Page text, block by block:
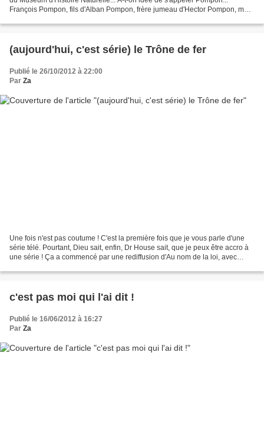
François Pompon, fils d'Alban Pompon, frère jumeau d'Hector Pompon, mari
(aujourd'hui, c'est série) le Trône de fer
Publié le 26/10/2012 à 22:00
Par Za
Une fois n'est pas coutume ! C'est la première fois que je vous parle d'une
série télé. Pourtant, Dieu sait, enfin, Dr House sait, que je peux être accro à
une série ! Ça a commencé par une rediffusion d'Au nom de la loi, avec
c'est pas moi qui l'ai dit !
Publié le 16/06/2012 à 16:27
Par Za